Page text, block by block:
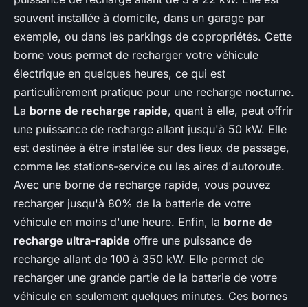
souvent installée à domicile, dans un garage par
exemple, ou dans les parkings de copropriétés. Cette
borne vous permet de recharger votre véhicule
électrique en quelques heures, ce qui est
particulièrement pratique pour une recharge nocturne.
La borne de recharge rapide, quant à elle, peut offrir
une puissance de recharge allant jusqu'à 50 kW. Elle
est destinée à être installée sur des lieux de passage,
comme les stations-service ou les aires d'autoroute.
Avec une borne de recharge rapide, vous pouvez
recharger jusqu'à 80% de la batterie de votre
véhicule en moins d'une heure. Enfin, la borne de
recharge ultra-rapide offre une puissance de
recharge allant de 100 à 350 kW. Elle permet de
recharger une grande partie de la batterie de votre
véhicule en seulement quelques minutes. Ces bornes